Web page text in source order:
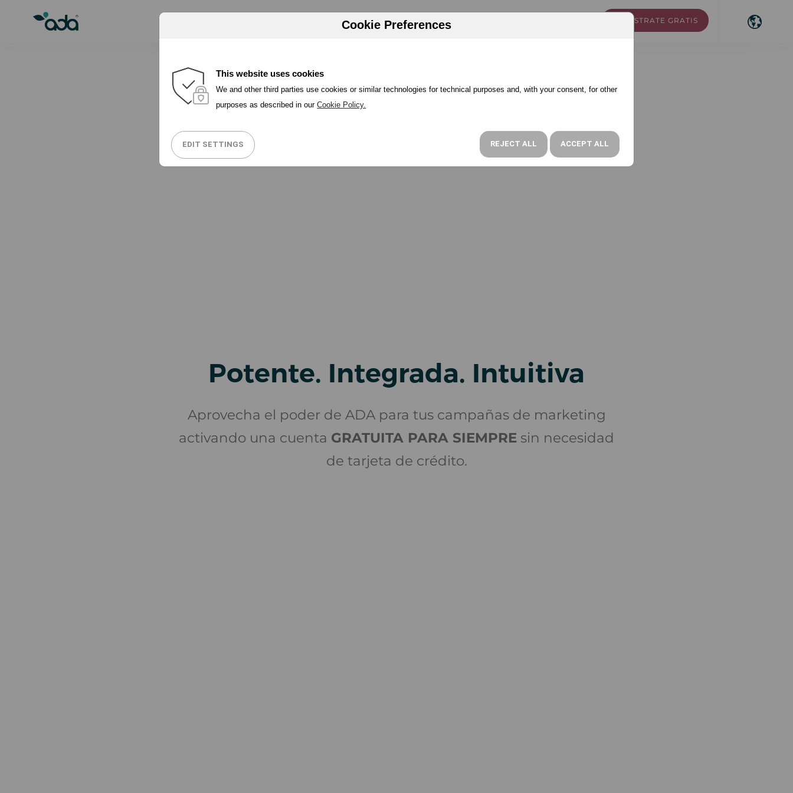
PRECIOS PROGRAMA PARTNER REGÍSTRATE GRATIS
Potente. Integrada. Intuitiva
Aprovecha el poder de ADA para tus campañas de marketing
activando una cuenta GRATUITA PARA SIEMPRE sin necesidad
de tarjeta de crédito.
Cookie Preferences
This website uses cookies
We and other third parties use cookies or similar technologies for technical purposes and, with your consent, for other
purposes as described in ourCookie Policy.
ACCEPT ALL
REJECT ALL
EDIT SETTINGS